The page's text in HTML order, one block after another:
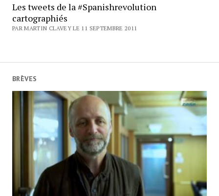
BRÈVES
Les tweets de la #Spanishrevolution
cartographiés
PAR MARTIN CLAVEY LE 11 SEPTEMBRE 2011